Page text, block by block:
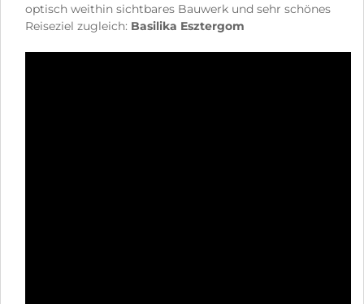
optisch weithin sichtbares Bauwerk und sehr schönes
Reiseziel zugleich: Basilika Esztergom